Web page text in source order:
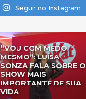
Seguir no Instagram
“VOU COM MEDO
MESMO”: LUÍSA
SONZA FALA SOBRE O
SHOW MAIS
IMPORTANTE DE SUA
VIDA